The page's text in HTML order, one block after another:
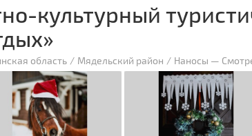
культурный
область Мядельский район Наносы —